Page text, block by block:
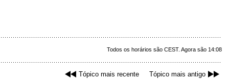
Todos os horários são CEST. Agora são 14:08
Tópico mais recente Tópico mais antigo